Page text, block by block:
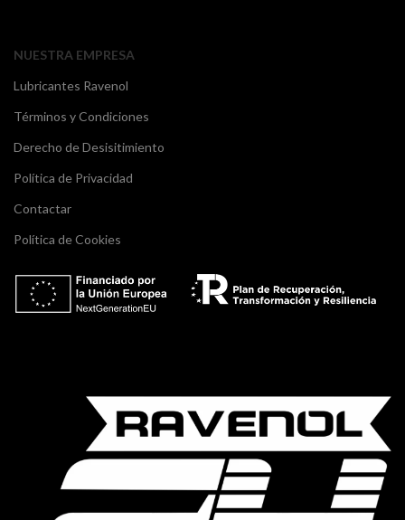
NUESTRA EMPRESA
Lubricantes Ravenol
Términos y Condiciones
Derecho de Desisitimiento
Política de Privacidad
Contactar
Política de Cookies